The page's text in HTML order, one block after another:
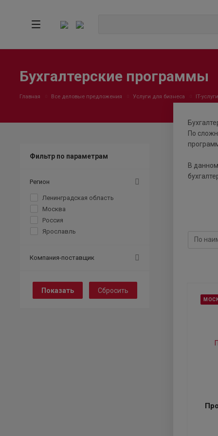
Бухгалтерские программы
Главная Все деловые предложения Услуги для бизнеса IT-услуги
По
В
Фильтр по параметрам
Регион
Ленинградская область
Москва
Россия
Ярославль
Компания-поставщик
Сбросить